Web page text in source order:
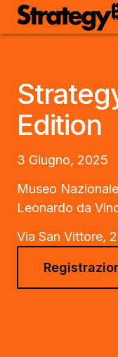
Edition
3 Giugno, 2025
Museo
Leonardo da
Via San Vittore,